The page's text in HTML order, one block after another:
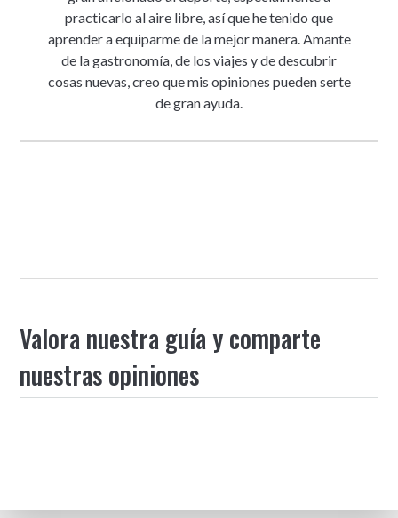
practicarlo al aire libre, así que he tenido que
aprender a equiparme de la mejor manera. Amante
de la gastronomía, de los viajes y de descubrir
cosas nuevas, creo que mis opiniones pueden serte
de gran ayuda.
Valora nuestra guía y comparte
nuestras opiniones